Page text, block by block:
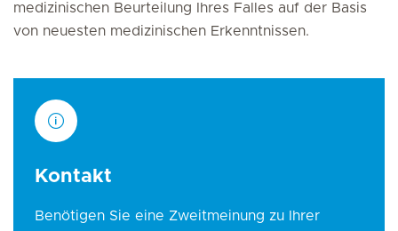
medizinischen Beurteilung Ihres Falles auf der Basis
von neuesten medizinischen Erkenntnissen.
Kontakt
Benötigen Sie eine Zweitmeinung zu Ihrer